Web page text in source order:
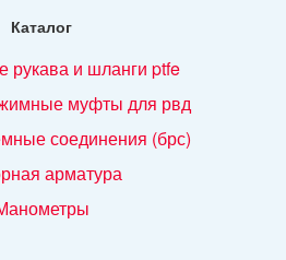
Каталог
рукава и шланги ptfe
муфты для рвд
соединения (брс)
арматура
манометры